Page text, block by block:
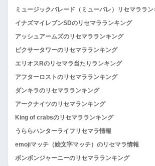
ミュージックパレード（ミューパレ）リセマララ
イナズマイレブンSDのリセマラランキング
アッシュアームズのリセマラランキング
ピクサータワーのリセマラランキング
エリオスRのリセマラ当たりランキング
アフターロストのリセマラランキング
ダンキラのリセマラランキング
アークナイツのリセマランキング
King of crabsのリセマラランキング
うららハンターライフリセマラ情報
emojiマッチ（絵文字マッチ）のリセマラ情報
ボンボンジャーニーのリセマラランキング